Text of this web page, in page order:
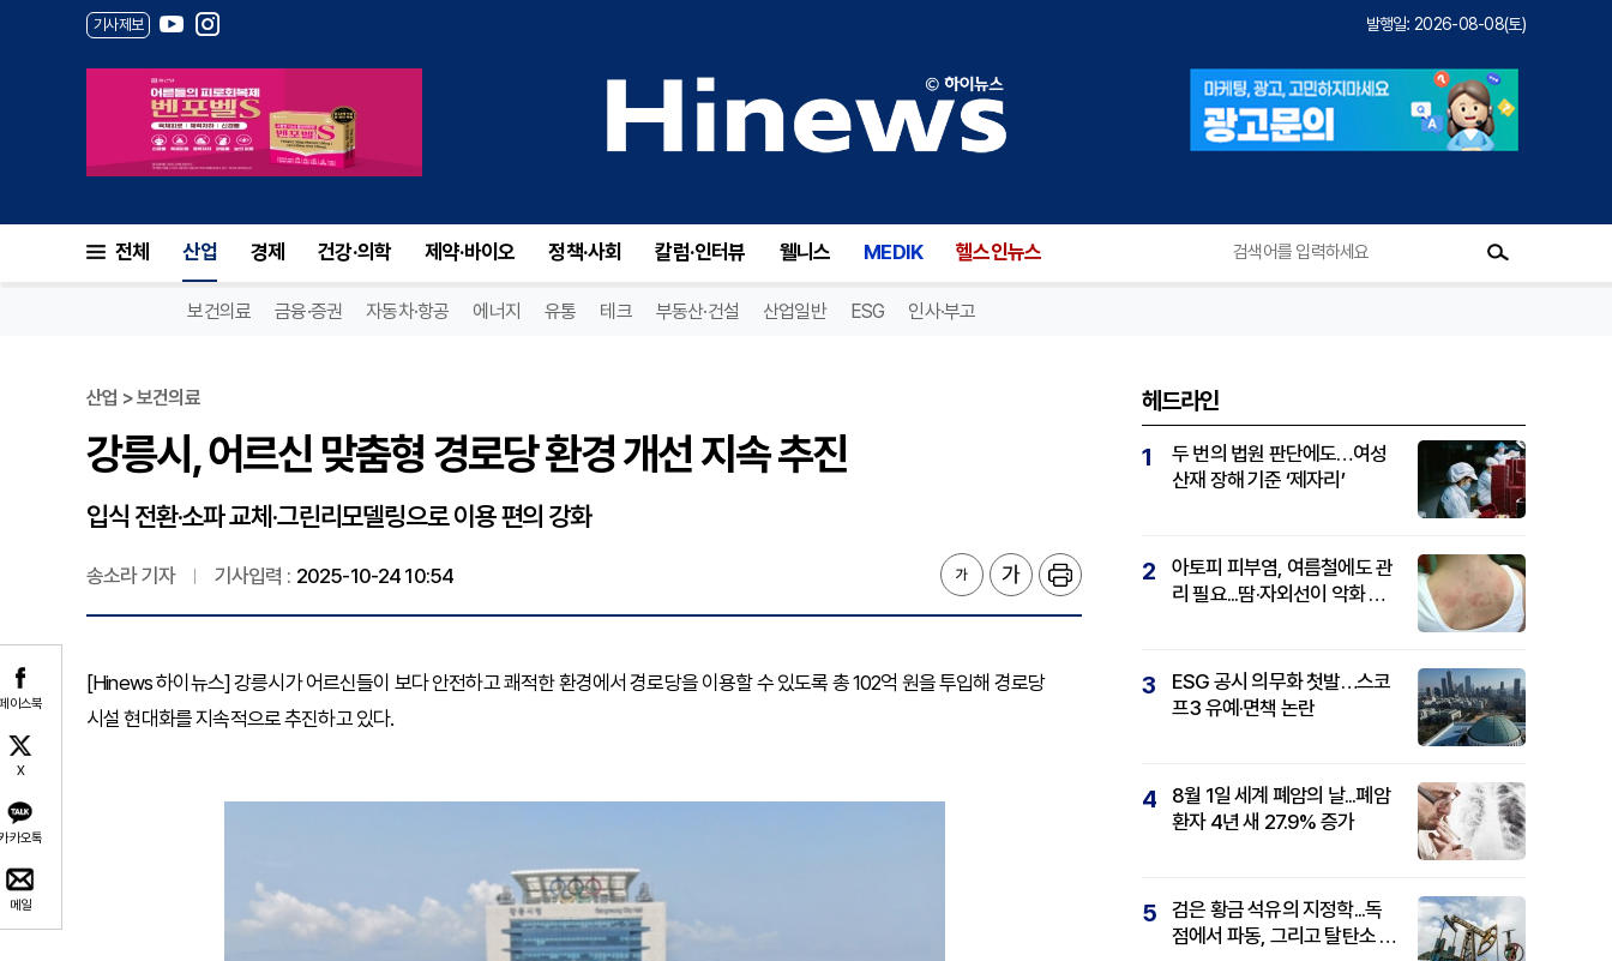
기사제보 발행일: 2026-08-08(토)
전체 산업 경제 건강·의학 제약·바이오 정책·사회 칼럼·인터뷰 웰니스 MEDIK 헬스인뉴스
보건의료 금융·증권 자동차·항공 에너지 유통 테크 부동산·건설 산업일반 ESG 인사·부고
이스북
X
카오톡
메일
산업 > 보건의료
강릉시, 어르신 맞춤형 경로당 환경 개선 지속 추진
입식 전환·소파 교체·그린리모델링으로 이용 편의 강화
송소라 기자 기사입력 : 2025-10-24 10:54
[Hinews 하이뉴스] 강릉시가 어르신들이 보다 안전하고 쾌적한 환경에서 경로당을 이용할 수 있도록 총 102억 원을 투입해 경로당
시설 현대화를 지속적으로 추진하고 있다.
헤드라인
1
두 번의 법원 판단에도…여성
산재 장해 기준 ‘제자리’
2
아토피 피부염, 여름철에도 관
리 필요...땀·자외선이 악화 요
3
ESG 공시 의무화 첫발…스코
프3 유예·면책 논란
4
8월 1일 세계 폐암의 날...폐암
환자 4년 새 27.9% 증가
5
검은 황금 석유의 지정학...독
점에서 파동, 그리고 탈탄소 패